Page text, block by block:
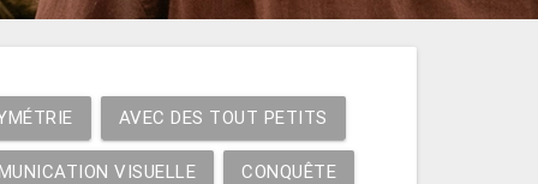
AVEC DES TOUT PETITS
VISUELLE CONQUÊTE